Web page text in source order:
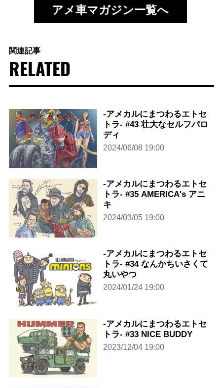
アメ車マガジン一覧へ
関連記事
RELATED
-アメカルにまつわるエトセ
トラ- #43 壮大なセルフパロ
ディ
2024/06/08 19:00
-アメカルにまつわるエトセ
トラ- #35 AMERICA's アニ
キ
2024/03/05 19:00
-アメカルにまつわるエトセ
トラ- #34 なんかちいさくて
丸いやつ
2024/01/24 19:00
-アメカルにまつわるエトセ
トラ- #33 NICE BUDDY
2023/12/04 19:00